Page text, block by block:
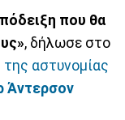
που θα
, δήλωσε στο
αστυνομίας
Άντερσον